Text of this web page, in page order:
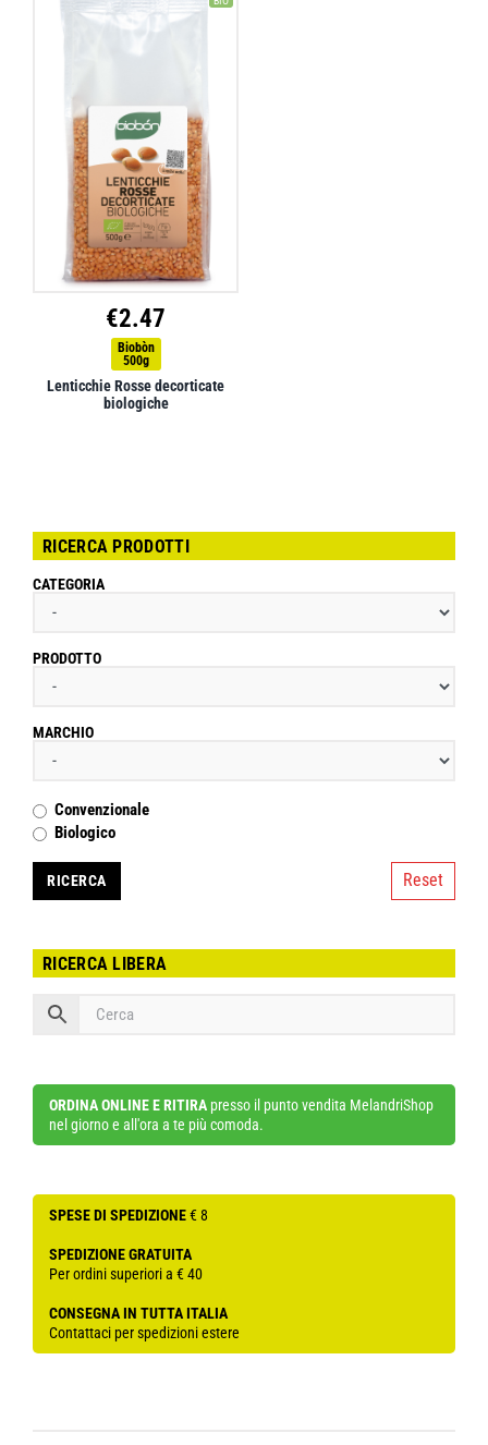
€2.47
Biobòn
500g
Lenticchie Rosse decorticate
biologiche
RICERCA PRODOTTI
CATEGORIA
PRODOTTO
MARCHIO
Convenzionale
Biologico
Reset
RICERCA LIBERA
ORDINA ONLINE E RITIRA presso il punto vendita MelandriShop
nel giorno e all'ora a te più comoda.
SPESE DI SPEDIZIONE€ 8
SPEDIZIONE GRATUITA
Per ordini superiori a € 40
CONSEGNA IN TUTTA ITALIA
Contattaci per spedizioni estere